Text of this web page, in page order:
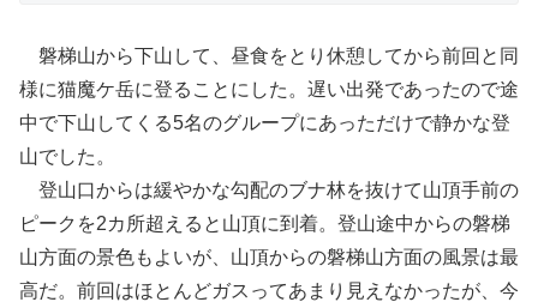
磐梯山から下山して、昼食をとり休憩してから前回と同
様に猫魔ケ岳に登ることにした。遅い出発であったので途
中で下山してくる5名のグループにあっただけで静かな登
山でした。
登山口からは緩やかな勾配のブナ林を抜けて山頂手前の
ピークを2カ所超えると山頂に到着。登山途中からの磐梯
山方面の景色もよいが、山頂からの磐梯山方面の風景は最
高だ。前回はほとんどガスってあまり見えなかったが、今